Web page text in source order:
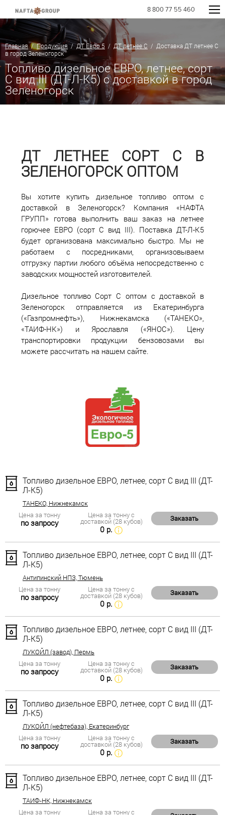
8 800 77 55 460
Главная/Продукция/ДТ Евро 5 / ДТ летнее C / Доставка ДТ летнее C
в город Зеленогорск
Топливо дизельное ЕВРО, летнее, сорт
С вид III (ДТ-Л-К5) с доставкой в город
Зеленогорск
ДТ ЛЕТНЕЕ СОРТ С В
ЗЕЛЕНОГОРСК ОПТОМ
Вы хотите купить дизельное топливо оптом с
доставкой в Зеленогорск? Компания «НАФТА
ГРУПП» готова выполнить ваш заказ на летнее
горючее ЕВРО (сорт С вид III). Поставка ДТ-Л-К5
будет организована максимально быстро. Мы не
работаем с посредниками, организовываем
отгрузку партии любого объёма непосредственно с
заводских мощностей изготовителей.
Дизельное топливо Сорт С оптом с доставкой в
Зеленогорск отправляется из Екатеринбурга
(«Газпромнефть»), Нижнекамска («ТАНЕКО»,
«ТАИФ-НК») и Ярославля («ЯНОС»). Цену
транспортировки продукции бензовозами вы
можете рассчитать на нашем сайте.
Топливо дизельное ЕВРО, летнее, сорт С вид III (ДТ-
Л-К5)
ТАНЕКО, Нижнекамск
Цена за тонну
по запросу
Цена за тонну с
доставкой (28 кубов)
0 р.
Заказать
Топливо дизельное ЕВРО, летнее, сорт С вид III (ДТ-
Л-К5)
Антипинский НПЗ, Тюмень
Цена за тонну
по запросу
Цена за тонну с
доставкой (28 кубов)
0 р.
Заказать
Топливо дизельное ЕВРО, летнее, сорт С вид III (ДТ-
Л-К5)
ЛУКОЙЛ (завод), Пермь
Цена за тонну
по запросу
Цена за тонну с
доставкой (28 кубов)
0 р.
Заказать
Топливо дизельное ЕВРО, летнее, сорт С вид III (ДТ-
Л-К5)
ЛУКОЙЛ (нефтебаза), Екатеринбург
Цена за тонну
по запросу
Цена за тонну с
доставкой (28 кубов)
0 р.
Заказать
Топливо дизельное ЕВРО, летнее, сорт С вид III (ДТ-
Л-К5)
ТАИФ-НК, Нижнекамск
Цена за тонну
Цена за тонну с